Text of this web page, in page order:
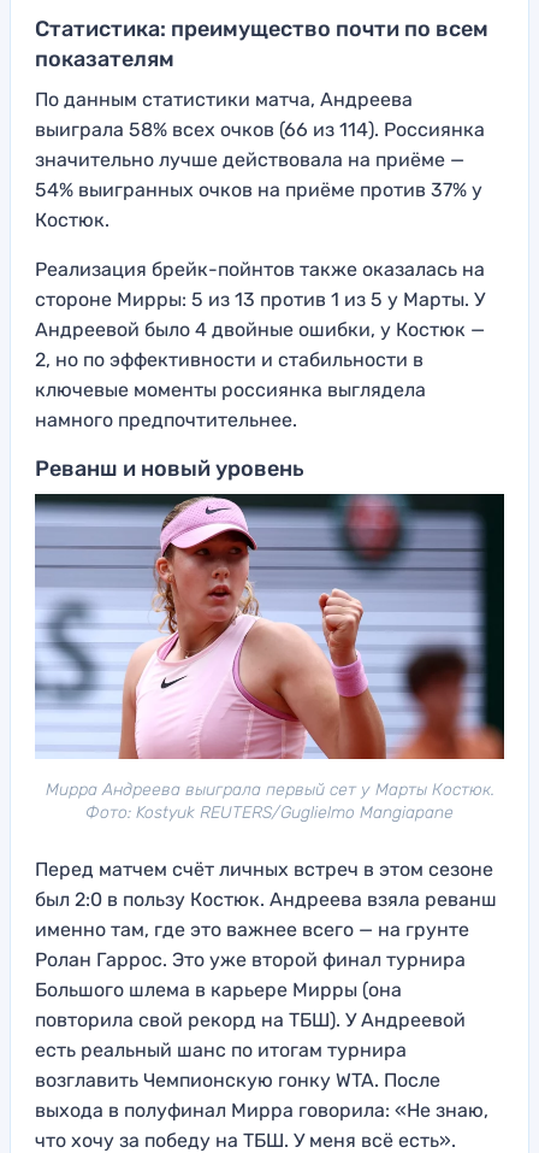
Статистика: преимущество почти по всем
показателям
По данным статистики матча, Андреева
выиграла 58% всех очков (66 из 114). Россиянка
значительно лучше действовала на приёме —
54% выигранных очков на приёме против 37% у
Костюк.
Реализация брейк-пойнтов также оказалась на
стороне Мирры: 5 из 13 против 1 из 5 у Марты. У
Андреевой было 4 двойные ошибки, у Костюк —
2, но по эффективности и стабильности в
ключевые моменты россиянка выглядела
намного предпочтительнее.
Реванш и новый уровень
Мирра Андреева выиграла первый сет у Марты Костюк.
Фото: Kostyuk REUTERS/Guglielmo Mangiapane
Перед матчем счёт личных встреч в этом сезоне
был 2:0 в пользу Костюк. Андреева взяла реванш
именно там, где это важнее всего — на грунте
Ролан Гаррос. Это уже второй финал турнира
Большого шлема в карьере Мирры (она
повторила свой рекорд на ТБШ). У Андреевой
есть реальный шанс по итогам турнира
возглавить Чемпионскую гонку WTA. После
выхода в полуфинал Мирра говорила: «Не знаю,
что хочу за победу на ТБШ. У меня всё есть».